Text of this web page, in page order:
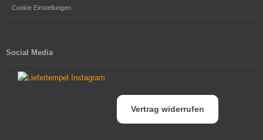
Cookie Einstellungen
Social Media
Vertrag widerrufen